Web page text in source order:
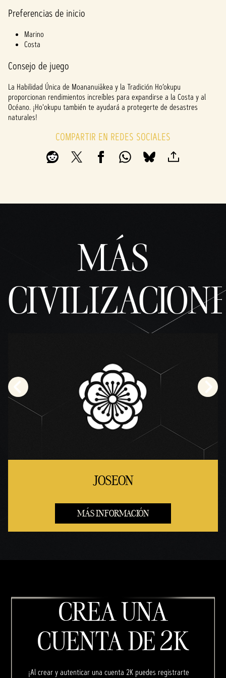
Preferencias de inicio
Marino
Costa
Consejo de juego
La Habilidad Única de Moananuiākea y la Tradición Ho’okupu
proporcionan rendimientos increíbles para expandirse a la Costa y al
Océano. ¡Ho'okupu también te ayudará a protegerte de desastres
naturales!
COMPARTIR EN REDES SOCIALES
MÁS
JOSEON
MÁS INFORMACIÓN
CREA UNA
CUENTA DE 2K
¡Al crear y autenticar una cuenta 2K puedes registrarte